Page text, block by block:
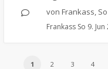
von Frankass,
Frankass So 9.
1 2 3 4